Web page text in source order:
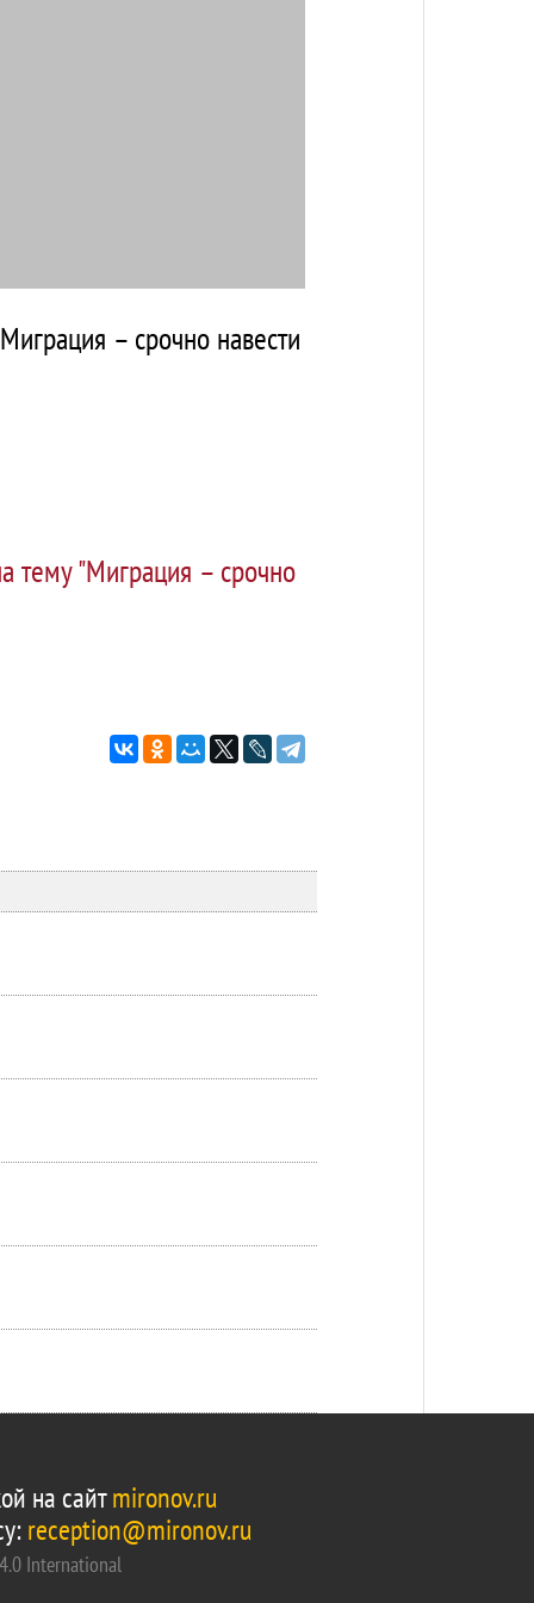
– срочно навести
тему "Миграция – срочно
на сайтmironov.ru
reception@mironov.ru
International